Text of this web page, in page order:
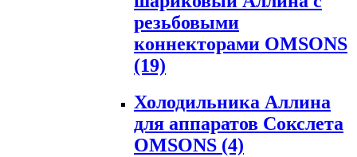
резьбовыми
коннекторами OMSONS
(19)
Холодильника Аллина
для аппаратов Сокслета
OMSONS (4)